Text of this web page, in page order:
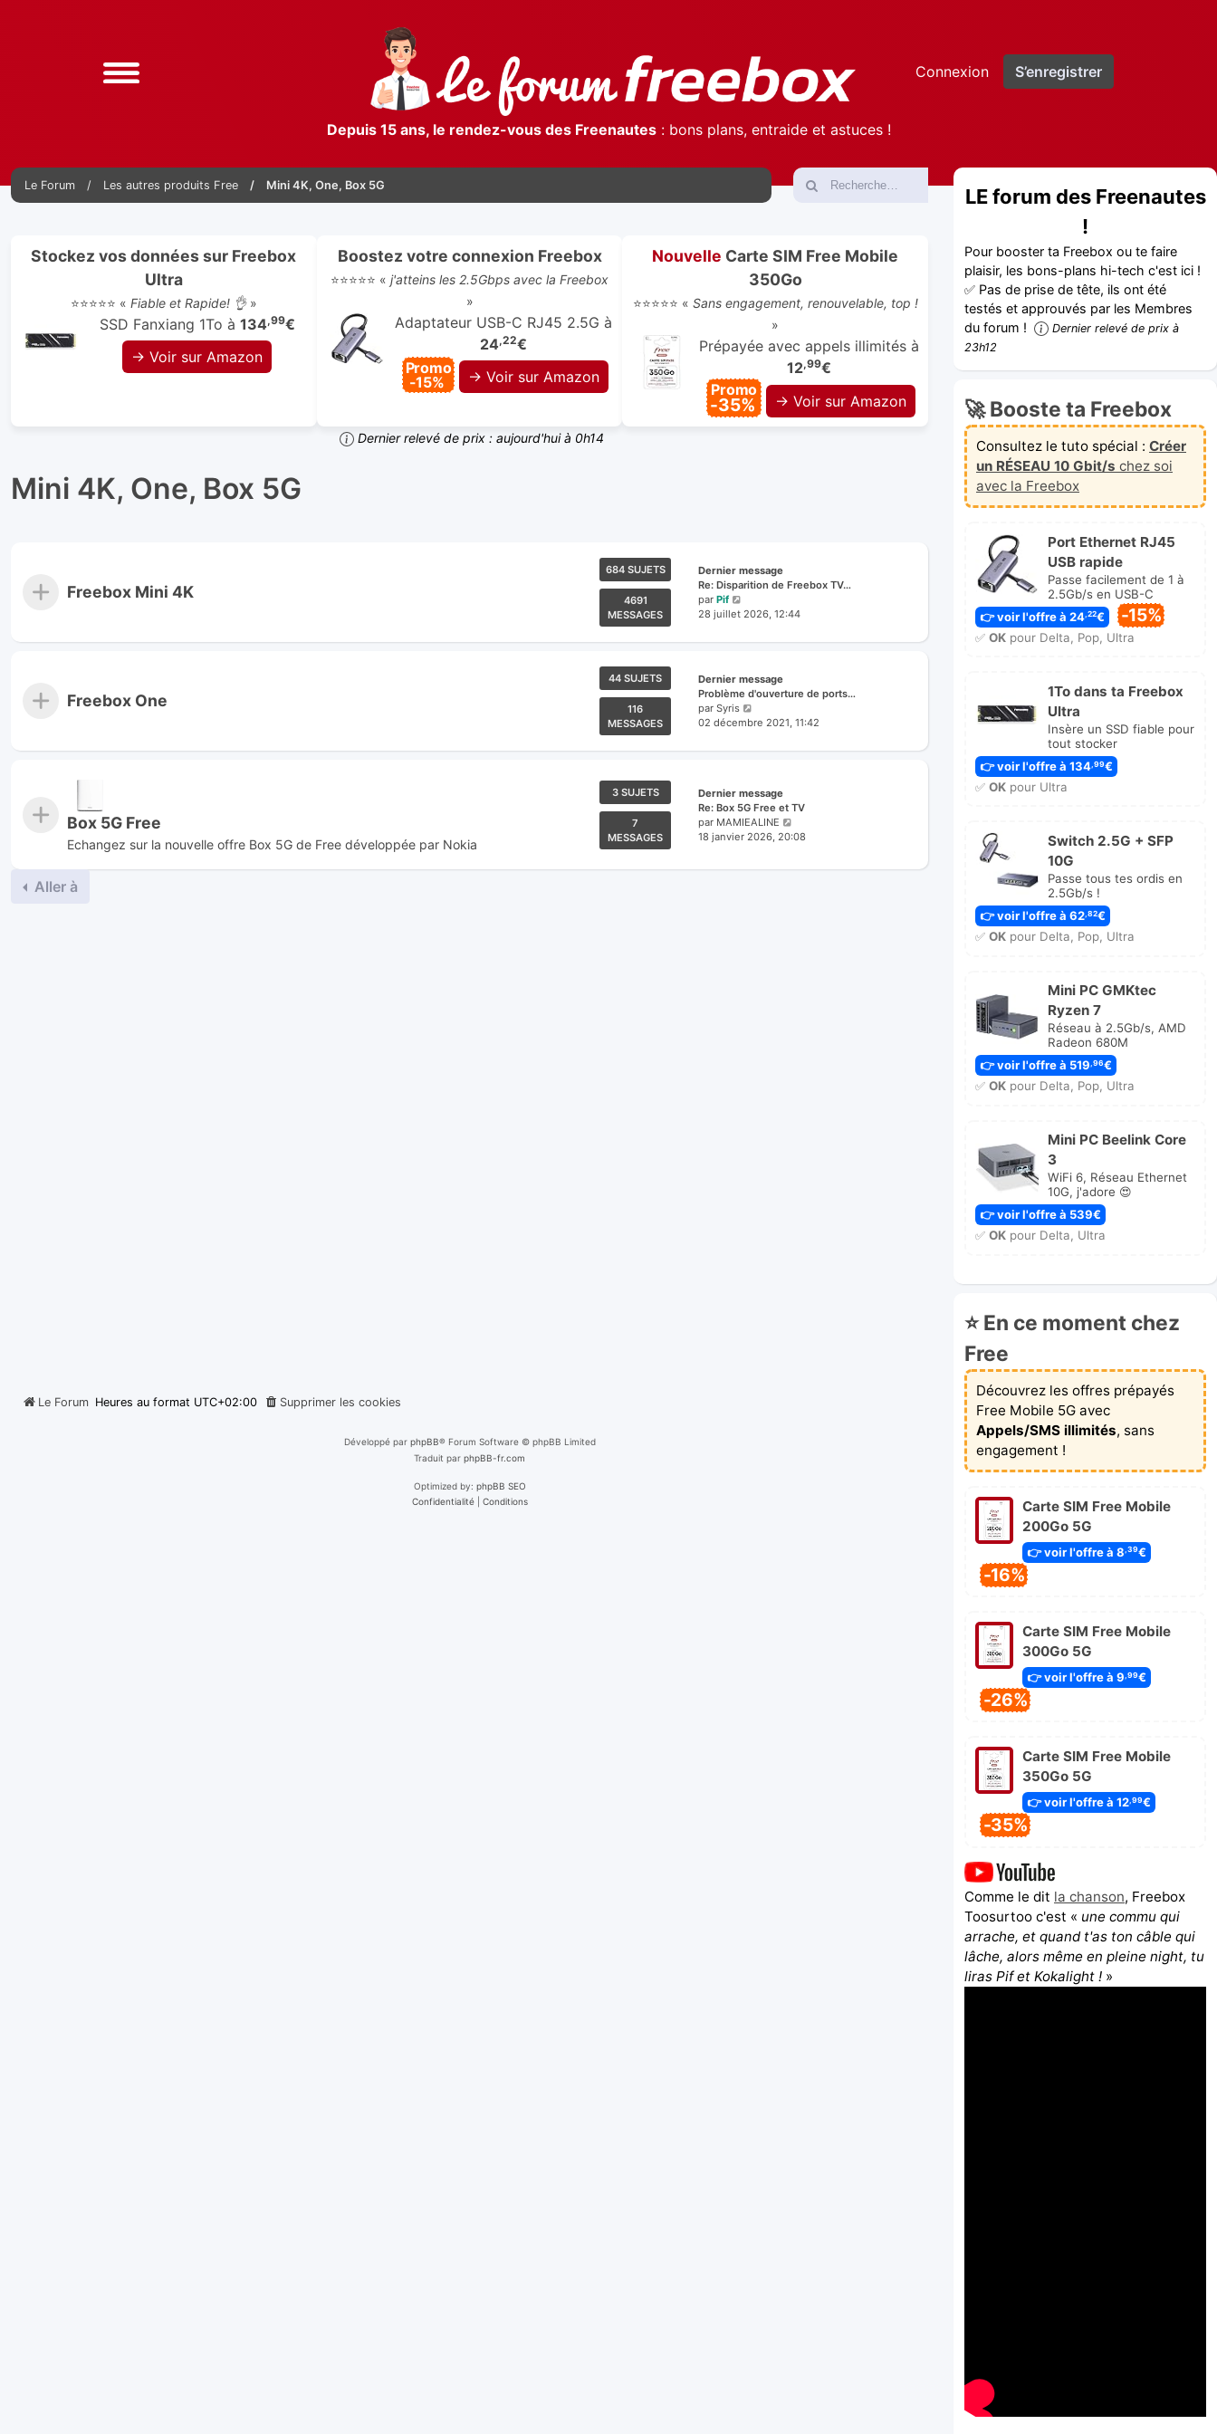
Connexion S’enregistrer
Depuis 15 ans, le rendez-vous des Freenautes: bons plans, entraide et astuces !
Le Forum Les autres produits Free Mini 4K, One, Box 5G
Stockez vos données sur Freebox
Ultra
⭐⭐⭐⭐⭐ « Fiable et Rapide! 👌»
SSD Fanxiang 1To à 134,99€
→ Voir sur Amazon
Boostez votre connexion Freebox
⭐⭐⭐⭐⭐ « j'atteins les 2.5Gbps avec la Freebox
»
Adaptateur USB-C RJ45 2.5G à
24,22€
Promo
-15%
→ Voir sur Amazon
Nouvelle Carte SIM Free Mobile
350Go
⭐⭐⭐⭐⭐ « Sans engagement, renouvelable, top !
»
Prépayée avec appels illimités à
12,99€
Promo
-35% → Voir sur Amazon
Dernier relevé de prix : aujourd'hui à 0h14
Mini 4K, One, Box 5G
Freebox Mini 4K
684 SUJETS
4691
MESSAGES
Dernier message
Re: Disparition de Freebox TV…
par Pif
le
message
28 juillet 2026, 12:44
Freebox One
44 SUJETS
116
MESSAGES
Dernier message
Problème d'ouverture de ports…
par Syris
le
message
02 décembre 2021, 11:42
Box 5G Free
Echangez sur la nouvelle offre Box 5G de Free développée par Nokia
3 SUJETS
7
MESSAGES
Dernier message
Re: Box 5G Free et TV
par MAMIEALINE
le
18 janvier 2026, 20:08
Aller à
Le Forum Heures au format UTC+02:00 Supprimer les cookies
Développé par phpBB® Forum Software © phpBB Limited
Traduit par phpBB-fr.com
Optimized by: phpBB SEO
Confidentialité| Conditions
LE forum des Freenautes
!
Pour booster ta Freebox ou te faire
plaisir, les bons-plans hi-tech c'est ici !
✅ Pas de prise de tête, ils ont été
testés et approuvés par les Membres
du forum !
Dernier relevé de prix à
23h12
🚀 Booste ta Freebox
Consultez le tuto spécial : Créer
un RÉSEAU 10 Gbit/s chez soi
avec la Freebox
Port Ethernet RJ45
USB rapide
Passe facilement de 1 à
2.5Gb/s en USB-C
👉 voir l'offre à 24,22€ -15%
✅ OKpour Delta, Pop, Ultra
1To dans ta Freebox
Ultra
Insère un SSD fiable pour
tout stocker
👉 voir l'offre à 134 ,99€
✅ OKpour Ultra
Switch 2.5G + SFP
10G
Passe tous tes ordis en
2.5Gb/s !
👉 voir l'offre à 62,82€
✅ OKpour Delta, Pop, Ultra
Mini PC GMKtec
Ryzen 7
Réseau à 2.5Gb/s, AMD
Radeon 680M
👉 voir l'offre à 519,96€
✅ OKpour Delta, Pop, Ultra
Mini PC Beelink Core
3
WiFi 6, Réseau Ethernet
10G, j'adore 😍
👉 voir l'offre à 539€
✅ OKpour Delta, Ultra
⭐ En ce moment chez
Free
Découvrez les offres prépayés
Free Mobile 5G avec
Appels/SMS illimités, sans
engagement !
Carte SIM Free Mobile
200Go 5G
👉 voir l'offre à 8,39€
-16%
Carte SIM Free Mobile
300Go 5G
👉 voir l'offre à 9 ,99€
-26%
Carte SIM Free Mobile
350Go 5G
👉 voir l'offre à 12,99€
-35%
Comme le dit la chanson, Freebox
Toosurtoo c'est « une commu qui
arrache, et quand t'as ton câble qui
lâche, alors même en pleine night, tu
liras Pif et Kokalight ! »